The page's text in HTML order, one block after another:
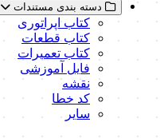
دسته بندی مستندات
کتاب اپراتوری
کتاب قطعات
کتاب تعمیرات
فایل آموزشی
نقشه
کد خطا
سایر